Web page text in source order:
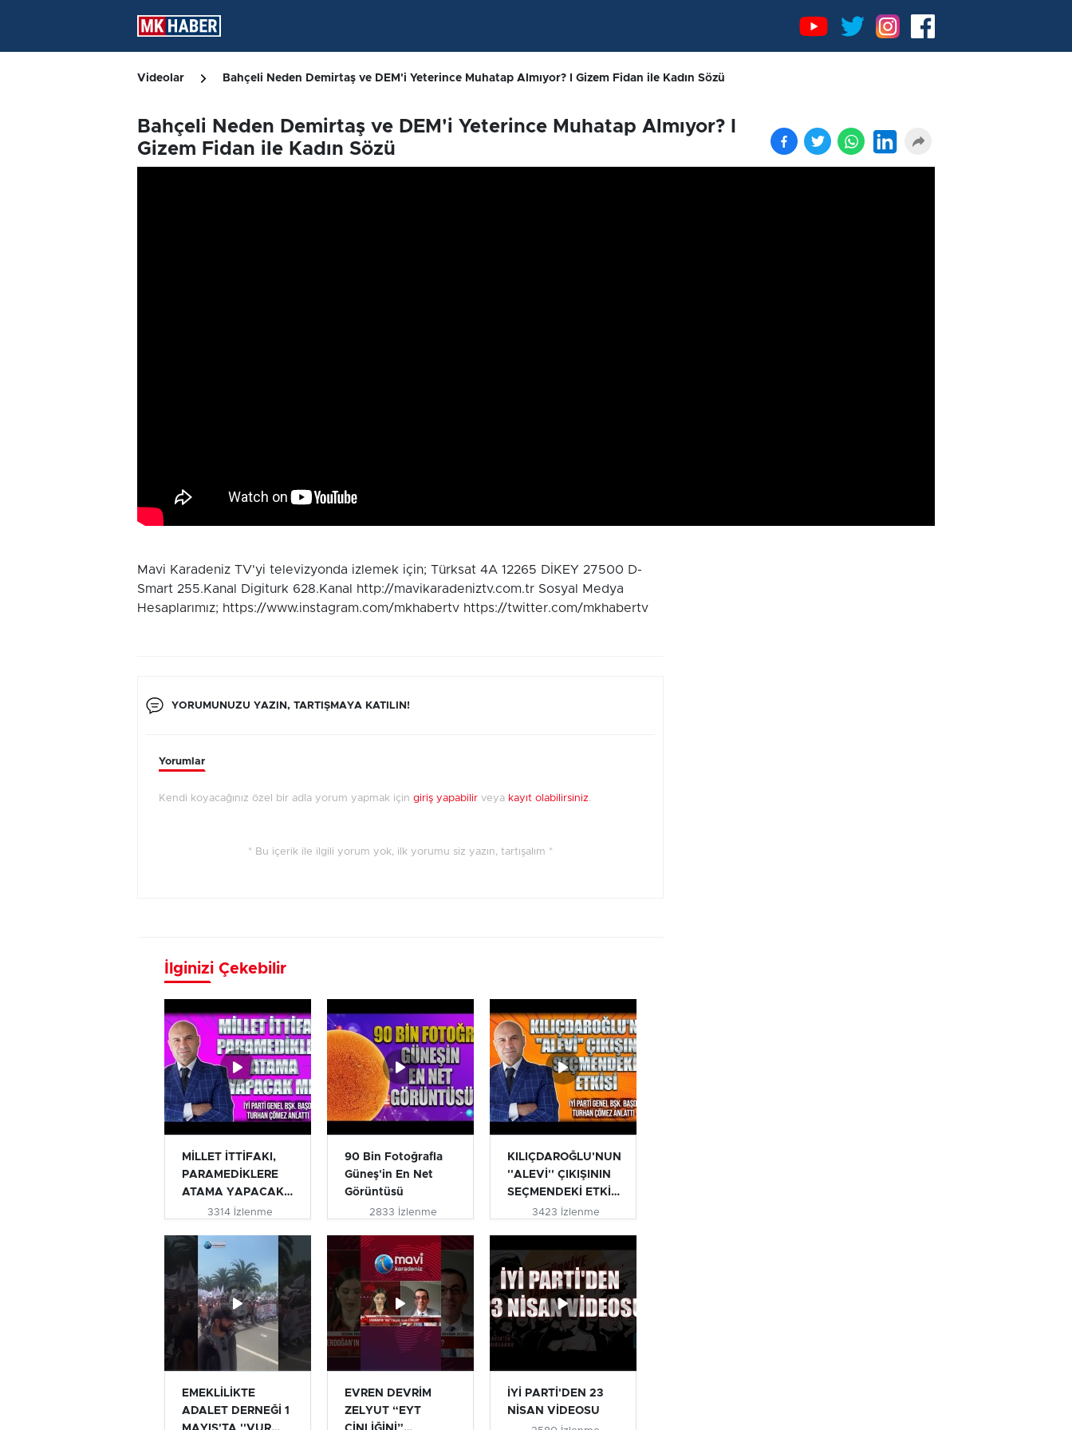
Videolar Bahçeli Neden Demirtaş ve DEM'i Yeterince Muhatap Almıyor? I Gizem Fidan ile Kadın Sözü
Bahçeli Neden Demirtaş ve DEM'i Yeterince Muhatap Almıyor? I
Gizem Fidan ile Kadın Sözü
Mavi Karadeniz TV'yi televizyonda izlemek için; Türksat 4A 12265 DİKEY 27500 D-
Smart 255.Kanal Digiturk 628.Kanal http://mavikaradeniztv.com.tr Sosyal Medya
Hesaplarımız; https://www.instagram.com/mkhabertv https://twitter.com/mkhabertv
YORUMUNUZU YAZIN, TARTIŞMAYA KATILIN!
Yorumlar
Kendi koyacağınız özel bir adla yorum yapmak için giriş yapabilir veya kayıt olabilirsiniz.
* Bu içerik ile ilgili yorum yok, ilk yorumu siz yazın, tartışalım *
İlginizi Çekebilir
MİLLET İTTİFAKI,
PARAMEDİKLERE
ATAMA YAPACAK
MI? | TURHAN...
3314 İzlenme
90 Bin Fotoğrafla
Güneş'in En Net
Görüntüsü
2833 İzlenme
KILIÇDAROĞLU'NUN
''ALEVİ'' ÇIKIŞININ
SEÇMENDEKİ ETKİSİ
3423 İzlenme
EMEKLİLİKTE
ADALET DERNEĞİ 1
EVREN DEVRİM
ZELYUT “EYT
İYİ PARTİ'DEN 23
NİSAN VİDEOSU